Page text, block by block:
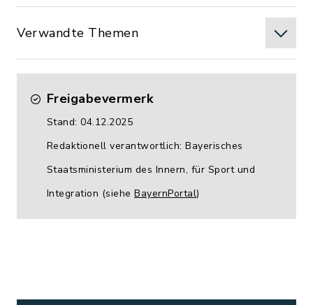
Verwandte Themen
Freigabevermerk
Stand: 04.12.2025
Redaktionell verantwortlich: Bayerisches
Staatsministerium des Innern, für Sport und
Integration (siehe BayernPortal)